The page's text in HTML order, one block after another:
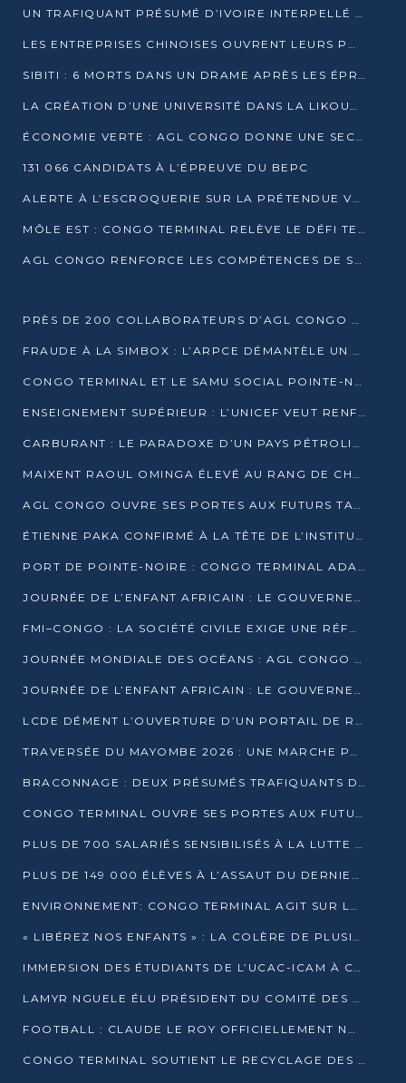
UN TRAFIQUANT PRÉSUMÉ D’IVOIRE INTERPELLÉ À DOLISIE
LES ENTREPRISES CHINOISES OUVRENT LEURS PORTES AUX JEUNES DIPLÔMÉS
SIBITI : 6 MORTS DANS UN DRAME APRÈS LES ÉPREUVES DU BEPC
LA CRÉATION D’UNE UNIVERSITÉ DANS LA LIKOUALA AU CŒUR D’UNE RÉFLEXION NATIONALE
ÉCONOMIE VERTE : AGL CONGO DONNE UNE SECONDE VIE À SES DÉCHETS INDUSTRIELS
131 066 CANDIDATS À L’ÉPREUVE DU BEPC
ALERTE À L’ESCROQUERIE SUR LA PRÉTENDUE VENTE DE PARCELLES AFAT
MÔLE EST : CONGO TERMINAL RELÈVE LE DÉFI TECHNIQUE DES SABLES BITUMINEUX
AGL CONGO RENFORCE LES COMPÉTENCES DE SES ÉQUIPES AVEC LA CERTIFICATION CACES® R483
PRÈS DE 200 COLLABORATEURS D’AGL CONGO EN FORMATION JUSQU’EN JUILLET
FRAUDE À LA SIMBOX : L’ARPCE DÉMANTÈLE UN RÉSEAU UTILISANT DES CARTES SIM OUGANDAISES
CONGO TERMINAL ET LE SAMU SOCIAL POINTE-NOIRE RENOUVELLENT LEUR PARTENARIAT EN FAVEUR DES JEUNES VULNÉRABLES
ENSEIGNEMENT SUPÉRIEUR : L’UNICEF VEUT RENFORCER LA RECHERCHE SUR LES QUESTIONS DE L’ENFANCE
CARBURANT : LE PARADOXE D’UN PAYS PÉTROLIER CONFRONTÉ À DES PÉNURIES RÉCURRENTES
MAIXENT RAOUL OMINGA ÉLEVÉ AU RANG DE CHEVALIER DE L’ORDRE DE L’AMITIÉ ENTRE LA RUSSIE ET LE CONGO
AGL CONGO OUVRE SES PORTES AUX FUTURS TALENTS DE LA LOGISTIQUE
ÉTIENNE PAKA CONFIRMÉ À LA TÊTE DE L’INSTITUT GÉOGRAPHIQUE NATIONAL
PORT DE POINTE-NOIRE : CONGO TERMINAL ADAPTE SON DRAGAGE AUX SABLES BITUMINEUX
JOURNÉE DE L’ENFANT AFRICAIN : LE GOUVERNEMENT RÉAFFIRME SON ENGAGEMENT POUR L’ACCÈS À L’EAU ET À L’ASSAINISSEMENT
FMI–CONGO : LA SOCIÉTÉ CIVILE EXIGE UNE RÉFORME DE LA FISCALITÉ PÉTROLIÈRE
JOURNÉE MONDIALE DES OCÉANS : AGL CONGO MOBILISE SES COLLABORATEURS POUR LA PRÉSERVATION DE LA BIODIVERSITÉ MARINE
JOURNÉE DE L’ENFANT AFRICAIN : LE GOUVERNEMENT MOBILISÉ POUR L’HYGIÈNE DANS LES ORPHELINATS
LCDE DÉMENT L’OUVERTURE D’UN PORTAIL DE RECRUTEMENT ET APPELLE À LA VIGILANCE
TRAVERSÉE DU MAYOMBE 2026 : UNE MARCHE POUR SENSIBILISER ET DÉPISTER AU DIABÈTE
BRACONNAGE : DEUX PRÉSUMÉS TRAFIQUANTS D’HIPPOPOTAME ÉCROUÉS À BRAZZAVILLE
CONGO TERMINAL OUVRE SES PORTES AUX FUTURS INGÉNIEURS DE L’UCAC-ICAM
PLUS DE 700 SALARIÉS SENSIBILISÉS À LA LUTTE CONTRE LA TUBERCULOSE À CONGO TERMINAL
PLUS DE 149 000 ÉLÈVES À L’ASSAUT DU DERNIER CEPE
ENVIRONNEMENT: CONGO TERMINAL AGIT SUR LE TERRAIN ET FORME LES PLUS JEUNES
« LIBÉREZ NOS ENFANTS » : LA COLÈRE DE PLUSIEURS MÈRES À BRAZZAVILLE CONTRE LA DGSP
IMMERSION DES ÉTUDIANTS DE L’UCAC-ICAM À CONGO TERMINAL
LAMYR NGUELE ÉLU PRÉSIDENT DU COMITÉ DES MEMBRES D’HONNEUR DU PCT
FOOTBALL : CLAUDE LE ROY OFFICIELLEMENT NOMMÉ SÉLECTIONNEUR DU CONGO
CONGO TERMINAL SOUTIENT LE RECYCLAGE DES DÉCHETS PLASTIQUES À POINTE-NOIRE